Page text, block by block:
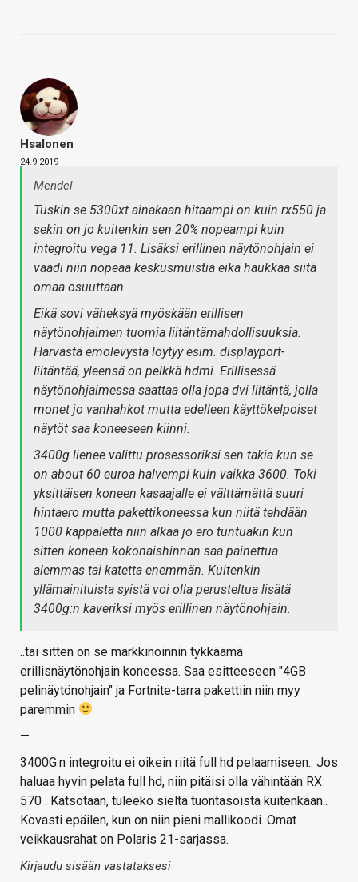
Hsalonen
24.9.2019
Mendel
Tuskin se 5300xt ainakaan hitaampi on kuin rx550 ja
sekin on jo kuitenkin sen 20% nopeampi kuin
integroitu vega 11. Lisäksi erillinen näytönohjain ei
vaadi niin nopeaa keskusmuistia eikä haukkaa siitä
omaa osuuttaan.
Eikä sovi väheksyä myöskään erillisen
näytönohjaimen tuomia liitäntämahdollisuuksia.
Harvasta emolevystä löytyy esim. displayport-
liitäntää, yleensä on pelkkä hdmi. Erillisessä
näytönohjaimessa saattaa olla jopa dvi liitäntä, jolla
monet jo vanhahkot mutta edelleen käyttökelpoiset
näytöt saa koneeseen kiinni.
3400g lienee valittu prosessoriksi sen takia kun se
on about 60 euroa halvempi kuin vaikka 3600. Toki
yksittäisen koneen kasaajalle ei välttämättä suuri
hintaero mutta pakettikoneessa kun niitä tehdään
1000 kappaletta niin alkaa jo ero tuntuakin kun
sitten koneen kokonaishinnan saa painettua
alemmas tai katetta enemmän. Kuitenkin
yllämainituista syistä voi olla perusteltua lisätä
3400g:n kaveriksi myös erillinen näytönohjain.
..tai sitten on se markkinoinnin tykkäämä
erillisnäytönohjain koneessa. Saa esitteeseen "4GB
pelinäytönohjain" ja Fortnite-tarra pakettiin niin myy
paremmin
—
3400G:n integroitu ei oikein riitä full hd pelaamiseen.. Jos
haluaa hyvin pelata full hd, niin pitäisi olla vähintään RX
570 . Katsotaan, tuleeko sieltä tuontasoista kuitenkaan..
Kovasti epäilen, kun on niin pieni mallikoodi. Omat
veikkausrahat on Polaris 21-sarjassa.
Kirjaudu sisään vastataksesi